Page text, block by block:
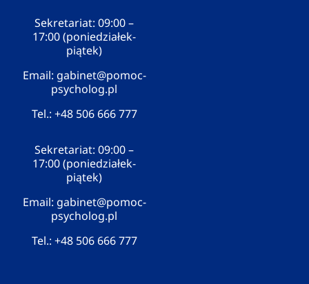
Sekretariat: 09:00 –
17:00 (poniedziałek-
piątek)
Email: gabinet@pomoc-
psycholog.pl
Tel.: +48 506 666 777
Sekretariat: 09:00 –
17:00 (poniedziałek-
piątek)
Email: gabinet@pomoc-
psycholog.pl
Tel.: +48 506 666 777